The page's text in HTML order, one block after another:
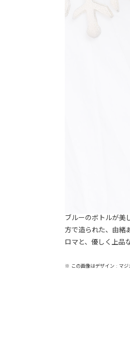
ブルーのボトルが美
方で造られた、由緒
ロマと、優しく上品
※ この画像はデザイン : マジ